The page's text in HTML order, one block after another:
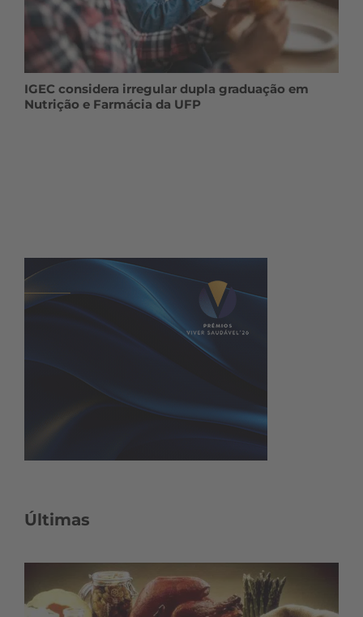
IGEC considera irregular dupla graduação em
Nutrição e Farmácia da UFP
Últimas